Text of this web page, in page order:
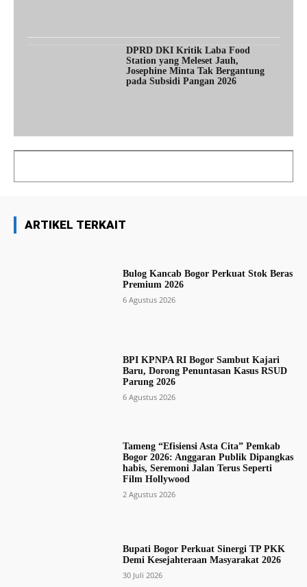
DPRD DKI Kritik Laba Food
Station yang Meleset Jauh,
Josephine Minta Tak Bergantung
pada Subsidi Pangan 2026
ARTIKEL TERKAIT
Bulog Kancab Bogor Perkuat Stok Beras
Premium 2026
6 Agustus 2026
BPI KPNPA RI Bogor Sambut Kajari
Baru, Dorong Penuntasan Kasus RSUD
Parung 2026
6 Agustus 2026
Tameng “Efisiensi Asta Cita” Pemkab
Bogor 2026: Anggaran Publik Dipangkas
habis, Seremoni Jalan Terus Seperti
Film Hollywood
2 Agustus 2026
Bupati Bogor Perkuat Sinergi TP PKK
Demi Kesejahteraan Masyarakat 2026
30 Juli 2026